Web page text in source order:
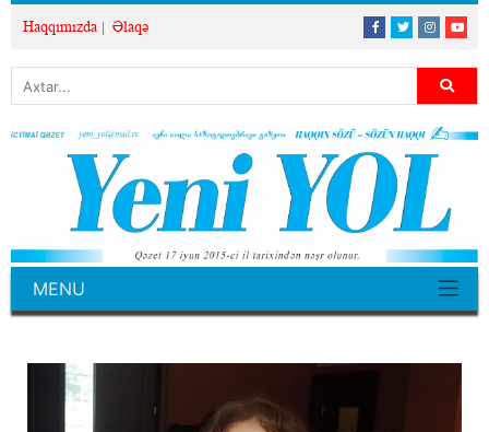
Haqqımızda Əlaqə
MENU